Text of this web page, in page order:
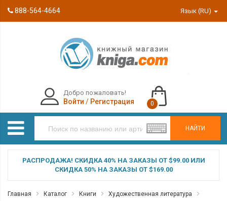
888-564-4664 Язык (RU)
НАЙТИ
Добро пожаловать!
Войти / Регистрация 0
РАСПРОДАЖА! СКИДКА 40% НА ЗАКАЗЫ ОТ $99.00 ИЛИ
СКИДКА 50% НА ЗАКАЗЫ ОТ $169.00
Главная Каталог Книги
Художественная литература